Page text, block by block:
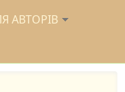
АВТОРІВ